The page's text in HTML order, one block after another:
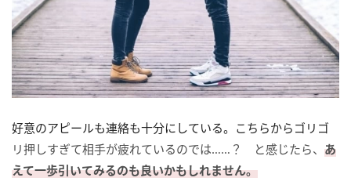
好意のアピールも連絡も十分にしている。こちらからゴリゴ
リ押しすぎて相手が疲れているのでは……？ と感じたら、 あ
えて一歩引いてみるのも良いかもしれません。